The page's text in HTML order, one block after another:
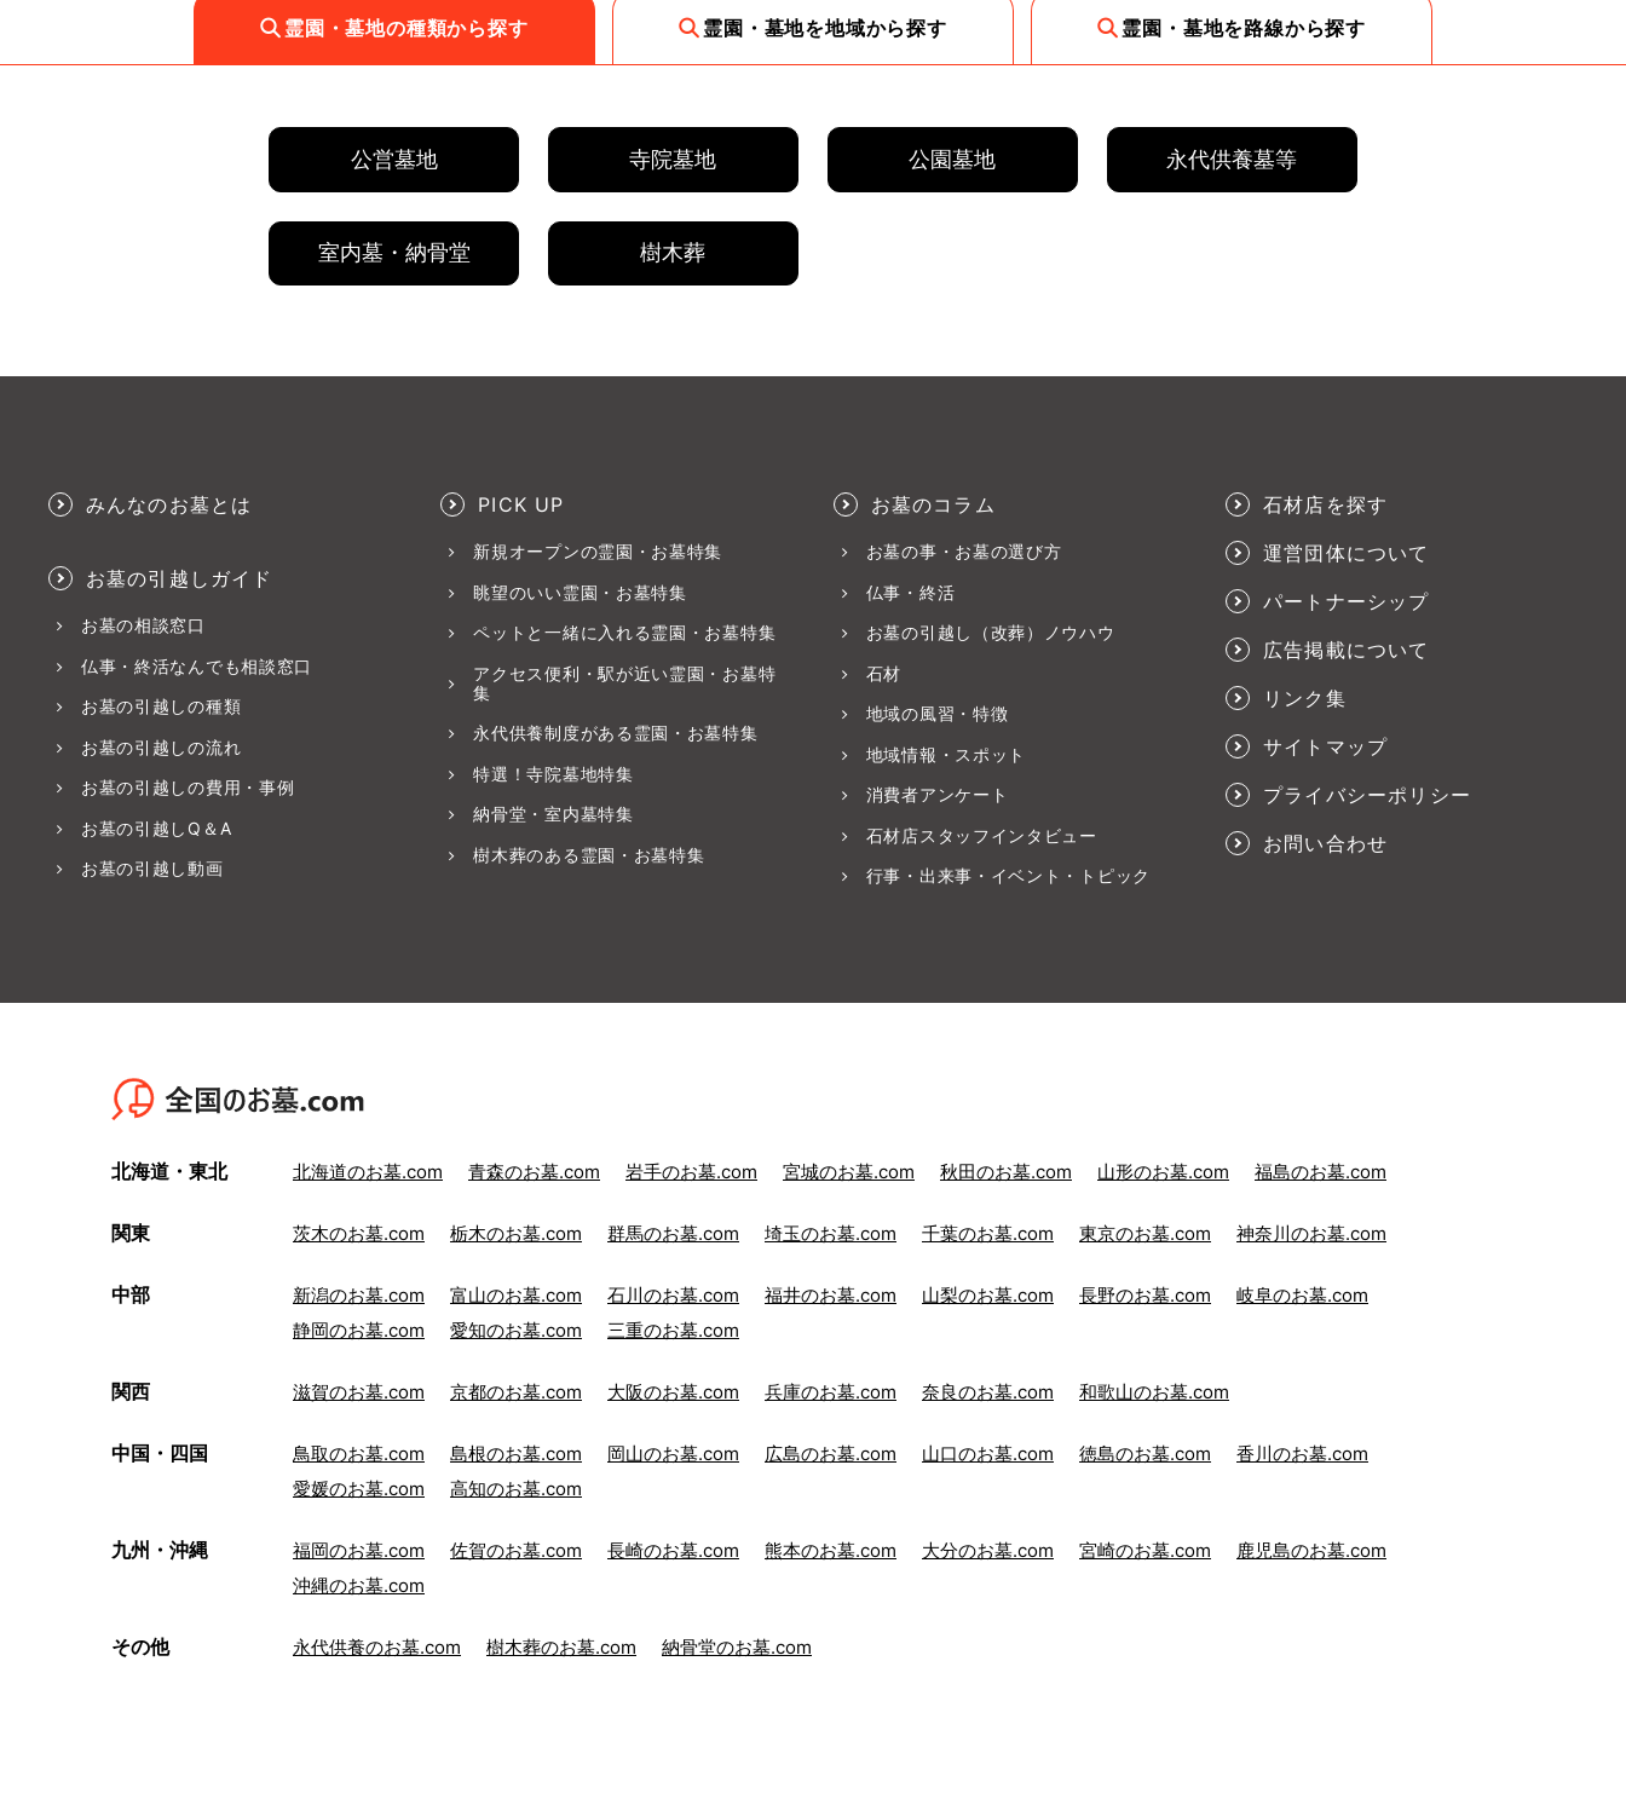
霊園・墓地の種類から探す 霊園・墓地を地域から探す 霊園・墓地を路線から探す
公営墓地 寺院墓地 公園墓地 永代供養墓等
室内墓・納骨堂 樹木葬
みんなのお墓とは
お墓の引越しガイド
お墓の相談窓口
仏事・終活なんでも相談窓口
お墓の引越しの種類
お墓の引越しの流れ
お墓の引越しの費用・事例
お墓の引越しQ＆A
お墓の引越し動画
PICK UP
新規オープンの霊園・お墓特集
眺望のいい霊園・お墓特集
ペットと一緒に入れる霊園・お墓特集
アクセス便利・駅が近い霊園・お墓特
集
永代供養制度がある霊園・お墓特集
特選！寺院墓地特集
納骨堂・室内墓特集
樹木葬のある霊園・お墓特集
お墓のコラム
お墓の事・お墓の選び方
仏事・終活
お墓の引越し（改葬）ノウハウ
石材
地域の風習・特徴
地域情報・スポット
消費者アンケート
石材店スタッフインタビュー
行事・出来事・イベント・トピック
石材店を探す
運営団体について
パートナーシップ
広告掲載について
リンク集
サイトマップ
プライバシーポリシー
お問い合わせ
北海道・東北 北海道のお墓.com 青森のお墓.com 岩手のお墓.com 宮城のお墓.com 秋田のお墓.com 山形のお墓.com 福島のお墓.com
関東 茨木のお墓.com 栃木のお墓.com 群馬のお墓.com 埼玉のお墓.com 千葉のお墓.com 東京のお墓.com 神奈川のお墓.com
中部 新潟のお墓.com 富山のお墓.com 石川のお墓.com 福井のお墓.com 山梨のお墓.com 長野のお墓.com
岐阜のお墓.com
静岡のお墓.com
愛知のお墓.com 三重のお墓.com
関西 滋賀のお墓.com 京都のお墓.com 大阪のお墓.com 兵庫のお墓.com 奈良のお墓.com 和歌山のお墓.com
中国・四国 鳥取のお墓.com 島根のお墓.com 岡山のお墓.com 広島のお墓.com 山口のお墓.com 徳島のお墓.com
香川のお墓.com
愛媛のお墓.com
高知のお墓.com
九州・沖縄 福岡のお墓.com 佐賀のお墓.com 長崎のお墓.com 熊本のお墓.com 大分のお墓.com 宮崎のお墓.com
鹿児島のお墓.com
沖縄のお墓.com
その他 永代供養のお墓.com 樹木葬のお墓.com 納骨堂のお墓.com